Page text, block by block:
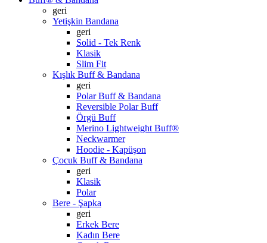
geri
Yetişkin Bandana
geri
Solid - Tek Renk
Klasik
Slim Fit
Kışlık Buff & Bandana
geri
Polar Buff & Bandana
Reversible Polar Buff
Örgü Buff
Merino Lightweight Buff®
Neckwarmer
Hoodie - Kapüşon
Çocuk Buff & Bandana
geri
Klasik
Polar
Bere - Şapka
geri
Erkek Bere
Kadın Bere